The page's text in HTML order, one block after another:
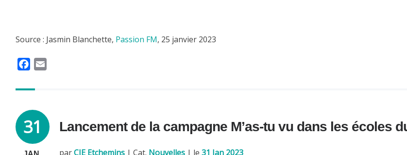
Source : Jasmin Blanchette, Passion FM, 25 janvier 2023
c
o
k
l
31 Lancement de la campagne M’as-tu vu dans les écoles
parCJE Etchemins | Cat. Nouvelles | le 31 Jan 2023